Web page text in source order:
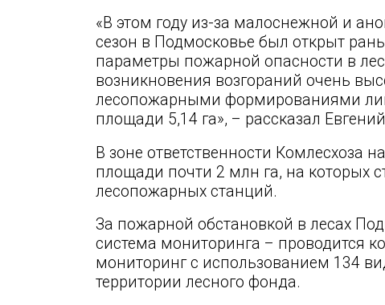
«В этом году из-за малоснежной и
сезон в Подмосковье был открыт
параметры пожарной опасности в
возникновения возгораний очень
лесопожарными формированиями
площади 5,14 га», – рассказал
В зоне ответственности Комлесхоза
площади почти 2 млн га, на которых
лесопожарных станций.
За пожарной обстановкой в лесах
система мониторинга – проводится
мониторинг с использованием 134
территории лесного фонда.